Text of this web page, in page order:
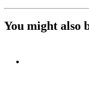
You might also